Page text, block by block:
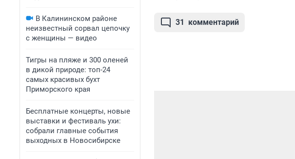
В Калининском районе
неизвестный сорвал цепочку
с женщины — видео
Тигры на пляже и 300 оленей
в дикой природе: топ-24
самых красивых бухт
Приморского края
Бесплатные концерты, новые
выставки и фестиваль ухи:
собрали главные события
выходных в Новосибирске
31 комментарий